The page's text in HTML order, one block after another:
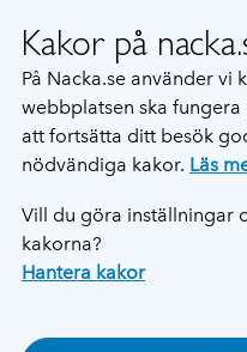
Kakor på
På Nacka.se använder vi
webbplatsen ska
att fortsätta ditt besök
nödvändiga kakor. Läs
Vill du göra inställningar
kakorna?
Hantera kakor